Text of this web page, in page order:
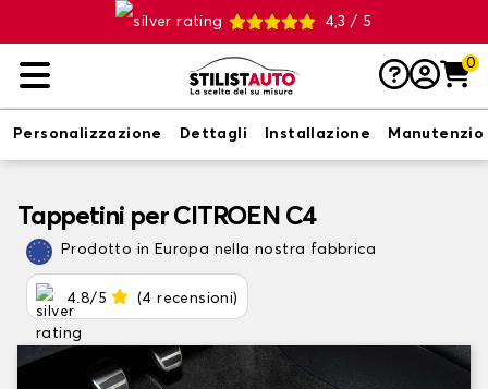
4,3 / 5
0
Personalizzazione Dettagli Installazione
Tappetini per CITROEN C4
Prodotto in Europa nella nostra fabbrica
4.8/5 (4 recensioni)